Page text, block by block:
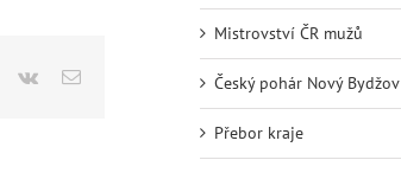
Olmiku
Pinterest
Vk
E-
Mistrovství ČR mužů
Český pohár Nový Bydžov
Přebor kraje